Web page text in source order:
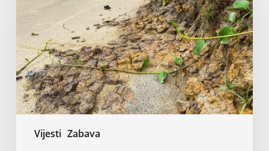
Vijesti Zabava
i
sudovi
ignorišu
50
godina
istraživanja
o